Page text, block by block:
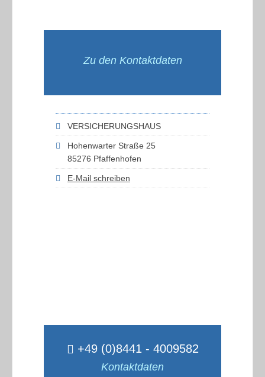
Zu den Kontaktdaten
VERSICHERUNGSHAUS
Hohenwarter Straße 25
85276 Pfaffenhofen
E-Mail schreiben
+49 (0)8441 - 4009582
Kontaktdaten